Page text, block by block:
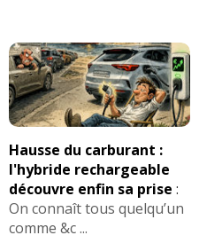
Hausse du carburant :
l'hybride rechargeable
découvre enfin sa prise :
On connaît tous quelqu’un
comme &c ...